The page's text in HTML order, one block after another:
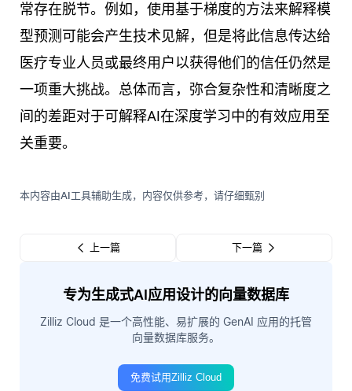
常存在脱节。例如，使用基于梯度的方法来解释模
型预测可能会产生技术见解，但是将此信息传达给
医疗专业人员或最终用户以获得他们的信任仍然是
一项重大挑战。总体而言，弥合复杂性和清晰度之
间的差距对于可解释AI在深度学习中的有效应用至
关重要。
本内容由AI工具辅助生成，内容仅供参考，请仔细甄别
上一篇 下一篇
专为生成式AI应用设计的向量数据库
Zilliz Cloud 是一个高性能、易扩展的 GenAI 应用的托管
向量数据库服务。
免费试用Zilliz Cloud